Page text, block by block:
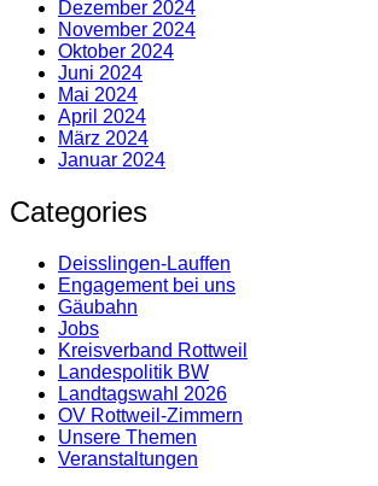
Dezember 2024
November 2024
Oktober 2024
Juni 2024
Mai 2024
April 2024
März 2024
Januar 2024
Categories
Deisslingen-Lauffen
Engagement bei uns
Gäubahn
Jobs
Kreisverband Rottweil
Landespolitik BW
Landtagswahl 2026
OV Rottweil-Zimmern
Unsere Themen
Veranstaltungen